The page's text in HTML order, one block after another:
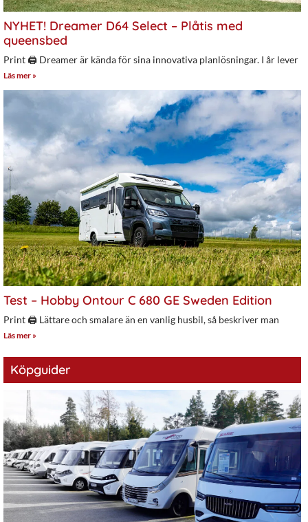
NYHET! Dreamer D64 Select – Plåtis med
queensbed
Print 🖨 Dreamer är kända för sina innovativa planlösningar. I år lever
Läs mer »
Test – Hobby Ontour C 680 GE Sweden Edition
Print 🖨 Lättare och smalare än en vanlig husbil, så beskriver man
Läs mer »
Köpguider